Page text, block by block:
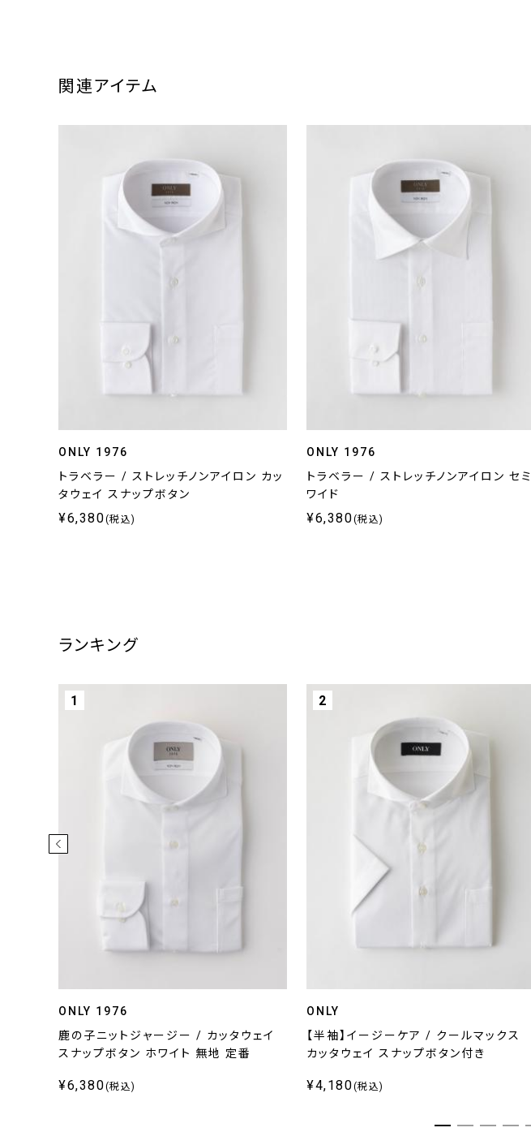
関連アイテム
ONLY 1976
トラベラー / ストレッチノンアイロン カッ
タウェイ スナップボタン
¥6,380(税込)
ONLY 1976
トラベラー / ストレッチノンアイロン セミ
ワイド
¥6,380(税込)
ランキング
1
ONLY 1976
鹿の子ニットジャージー / カッタウェイ
スナップボタン ホワイト 無地 定番
¥6,380(税込)
2
ONLY
【半袖】イージーケア / クールマックス
カッタウェイ スナップボタン付き
¥4,180(税込)